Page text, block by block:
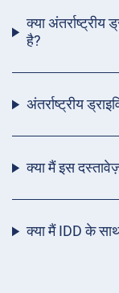
क्या अंतर्राष्ट्रीय
है?
अंतर्राष्ट्रीय
क्या मैं इस
क्या मैं IDD के